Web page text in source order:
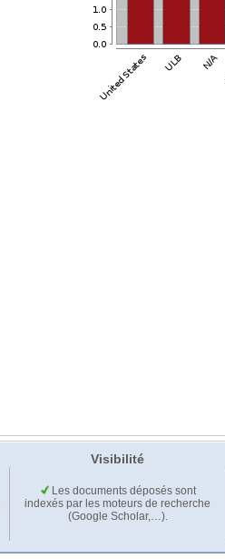
Visibilité
Les documents déposés sont
indexés par les moteurs de recherche
(Google Scholar,…).